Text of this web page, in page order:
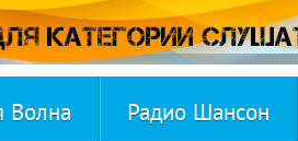
Волна Радио Шансон